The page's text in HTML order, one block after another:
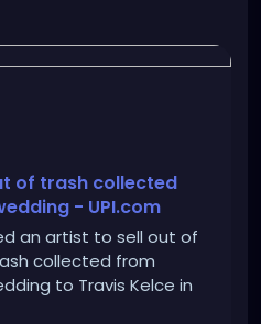
trash-for-
of trash collected
- UPI.com
an artist to sell out of
collected from
to Travis Kelce in